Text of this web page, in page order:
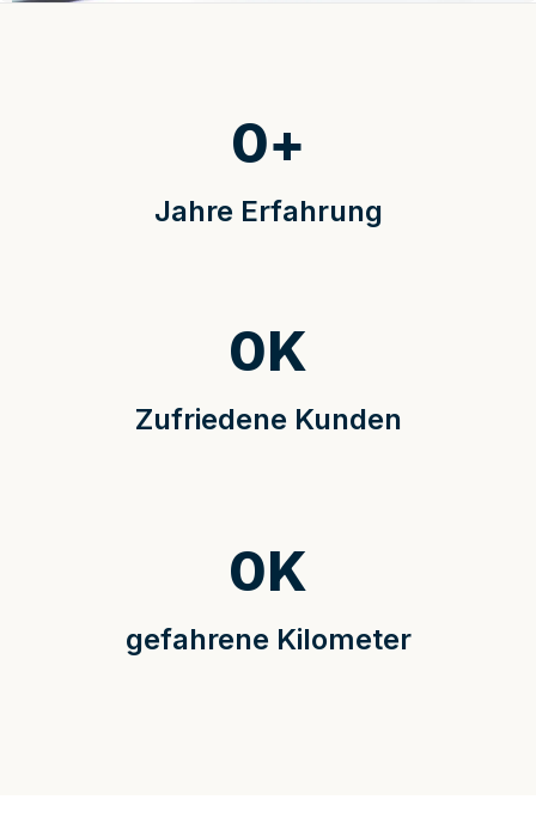
Jahre Erfahrung
0+
Zufriedene Kunden
0K
gefahrene Kilometer
0K